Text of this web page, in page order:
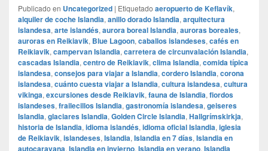
Publicado en Uncategorized | Etiquetado aeropuerto de Keflavík,
alquiler de coche Islandia, anillo dorado Islandia, arquitectura
islandesa, arte islandés, aurora boreal Islandia, auroras boreales,
auroras en Reikiavik, Blue Lagoon, caballos islandeses, cafés en
Reikiavik, campervan Islandia, carretera de circunvalación Islandia,
cascadas Islandia, centro de Reikiavik, clima Islandia, comida típica
islandesa, consejos para viajar a Islandia, cordero Islandia, corona
islandesa, cuánto cuesta viajar a Islandia, cultura islandesa, cultura
vikinga, excursiones desde Reikiavik, fauna de Islandia, fiordos
islandeses, frailecillos Islandia, gastronomía islandesa, geiseres
Islandia, glaciares Islandia, Golden Circle Islandia, Hallgrímskirkja,
historia de Islandia, idioma islandés, idioma oficial Islandia, iglesia
de Reikiavik, islandeses, Islandia, Islandia en 7 días, Islandia en
autocaravana, Islandia en invierno, Islandia en verano, Islandia